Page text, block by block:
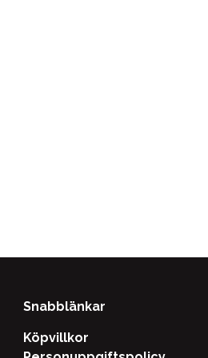
Snabblänkar
Köpvillkor